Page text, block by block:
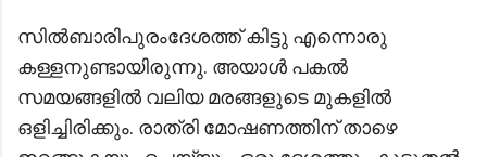
സിൽബാരിപുരംദേശത്ത് കിട്ടു എന്നൊരു
കള്ളനുണ്ടായിരുന്നു. അയാൾ പകൽ
സമയങ്ങളിൽ വലിയ മരങ്ങളുടെ മുകളിൽ
ഒളിച്ചിരിക്കും. രാത്രി മോഷണത്തിന് താഴെ